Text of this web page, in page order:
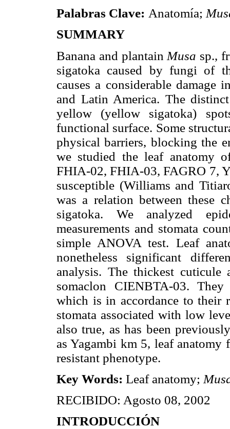
Palabras Clave: Anatomía;
SUMMARY
Banana and plantain Musa sp.,
sigatoka caused by fungi of
causes a considerable damage
and Latin America. The
yellow (yellow sigatoka)
functional surface. Some
physical barriers, blocking the
we studied the leaf anatomy
FHIA-02, FHIA-03, FAGRO 7,
susceptible (Williams and
was a relation between these
sigatoka. We analyzed
measurements and stomata
simple ANOVA test. Leaf
nonetheless significant
analysis. The thickest
somaclon CIENBTA-03.
which is in accordance to their
stomata associated with low
also true, as has been
as Yagambi km 5, leaf anatomy
resistant phenotype.
Key Words: Leaf anatomy;
RECIBIDO: Agosto 08, 2002
INTRODUCCIÓN